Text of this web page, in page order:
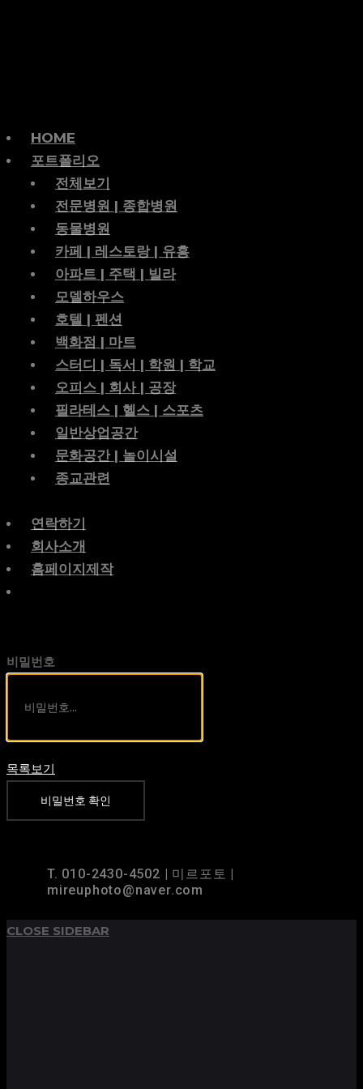
HOME
포트폴리오
전체보기
전문병원 | 종합병원
동물병원
카페 | 레스토랑 | 유흥
아파트 | 주택 | 빌라
모델하우스
호텔 | 펜션
백화점 | 마트
스터디 | 독서 | 학원 | 학교
오피스 | 회사 | 공장
필라테스 | 헬스 | 스포츠
일반상업공간
문화공간 | 놀이시설
종교관련
연락하기
회사소개
홈페이지제작
비밀번호
목록보기
비밀번호 확인
T. 010-2430-4502 | 미르포토 |
mireuphoto@naver.com
CLOSE SIDEBAR